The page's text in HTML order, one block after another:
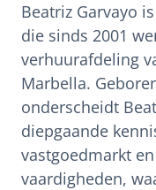
Beatriz Garvayo
die sinds 2001
verhuurafdeling
Marbella.
onderscheidt
diepgaande
vastgoedmarkt
vaardigheden,